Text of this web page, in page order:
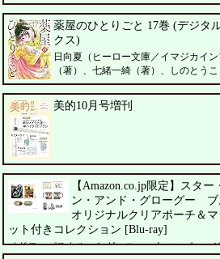
薬屋のひとりごと 17巻 (デジタ
クス)
日向夏（ヒーロー文庫／イマジカイ
（著）、七緒一綺（著）、しのとうこ
美的10月号増刊
【Amazon.co.jp限定】スタ
ン・アンド・グローグー ブ
オリジナルクリアポーチ＆
ット付きコレクション [Blu-ray]
ペドロ・パスカル、シガーニー・ウィーバー、